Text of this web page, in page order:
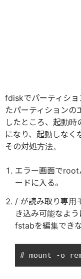
fdiskでパーティシ
たパーティションの
したところ、起動時
になり、起動しなく
その対処方法。
エラー画面でroot
ードに入る。
/ が読み取り専用
き込み可能なよう
fstabを編集できな